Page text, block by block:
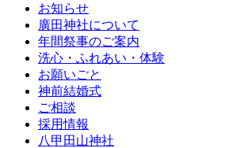
お知らせ
廣田神社について
年間祭事のご案内
洗心・ふれあい・体験
お願いごと
神前結婚式
ご相談
採用情報
八甲田山神社